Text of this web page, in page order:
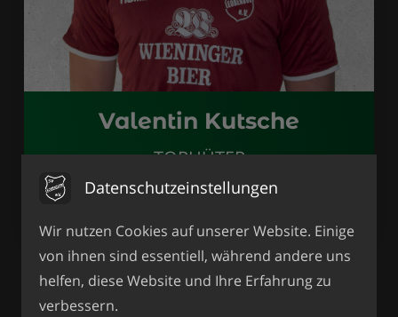
Valentin Kutsche
TORHÜTER
Verteidigung
Datenschutzeinstellungen
Wir nutzen Cookies auf unserer Website. Einige
von ihnen sind essentiell, während andere uns
helfen, diese Website und Ihre Erfahrung zu
verbessern.